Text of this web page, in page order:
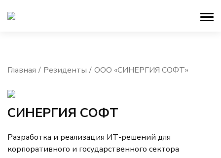
Главная Резиденты ООО «СИНЕРГИЯ СОФТ»
СИНЕРГИЯ СОФТ
Разработка и реализация ИТ-решений для
корпоративного и государственного сектора